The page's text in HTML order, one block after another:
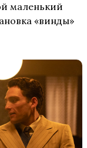
маленький
«винды»